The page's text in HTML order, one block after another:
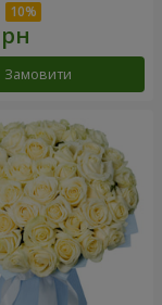
Замовити